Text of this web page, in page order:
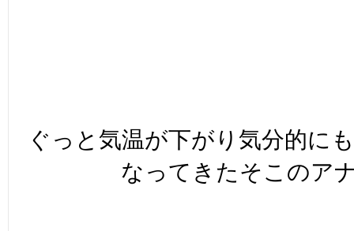
ぐっと気温が下がり気分的に
なってきたそこのア